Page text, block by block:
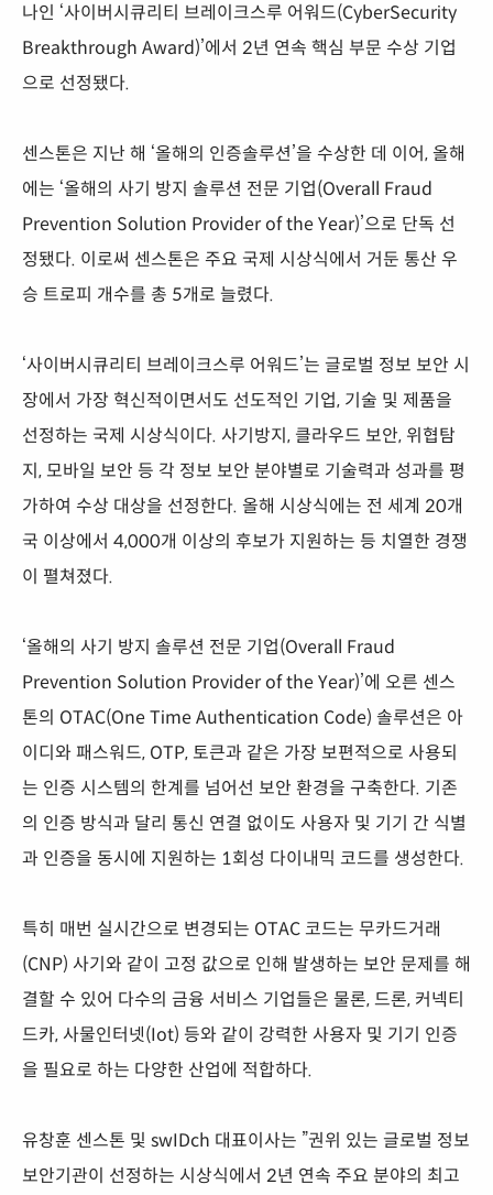
나인 ‘사이버시큐리티 브레이크스루 어워드(CyberSecurity
Breakthrough Award)’에서 2년 연속 핵심 부문 수상 기업
으로 선정됐다.
센스톤은 지난 해 ‘올해의 인증솔루션’을 수상한 데 이어, 올해
에는 ‘올해의 사기 방지 솔루션 전문 기업(Overall Fraud
Prevention Solution Provider of the Year)’으로 단독 선
정됐다. 이로써 센스톤은 주요 국제 시상식에서 거둔 통산 우
승 트로피 개수를 총 5개로 늘렸다.
‘사이버시큐리티 브레이크스루 어워드’는 글로벌 정보 보안 시
장에서 가장 혁신적이면서도 선도적인 기업, 기술 및 제품을
선정하는 국제 시상식이다. 사기방지, 클라우드 보안, 위협탐
지, 모바일 보안 등 각 정보 보안 분야별로 기술력과 성과를 평
가하여 수상 대상을 선정한다. 올해 시상식에는 전 세계 20개
국 이상에서 4,000개 이상의 후보가 지원하는 등 치열한 경쟁
이 펼쳐졌다.
‘올해의 사기 방지 솔루션 전문 기업(Overall Fraud
Prevention Solution Provider of the Year)’에 오른 센스
톤의 OTAC(One Time Authentication Code) 솔루션은 아
이디와 패스워드, OTP, 토큰과 같은 가장 보편적으로 사용되
는 인증 시스템의 한계를 넘어선 보안 환경을 구축한다. 기존
의 인증 방식과 달리 통신 연결 없이도 사용자 및 기기 간 식별
과 인증을 동시에 지원하는 1회성 다이내믹 코드를 생성한다.
특히 매번 실시간으로 변경되는 OTAC 코드는 무카드거래
(CNP) 사기와 같이 고정 값으로 인해 발생하는 보안 문제를 해
결할 수 있어 다수의 금융 서비스 기업들은 물론, 드론, 커넥티
드카, 사물인터넷(Iot) 등와 같이 강력한 사용자 및 기기 인증
을 필요로 하는 다양한 산업에 적합하다.
유창훈 센스톤 및 swIDch 대표이사는 ”권위 있는 글로벌 정보
보안기관이 선정하는 시상식에서 2년 연속 주요 분야의 최고